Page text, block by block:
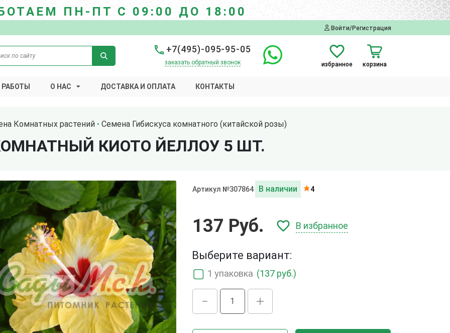
ПН-ПТ С 09:00 ДО 18:00
Войти/Регистрация
+7(495)-095-95-05
заказать обратный звонок избранное корзина
О НАС ДОСТАВКА И ОПЛАТА КОНТАКТЫ
Комнатных растений Семена Гибискуса комнатного (китайской розы)
КИОТО ЙЕЛЛОУ 5 ШТ.
Артикул №307864 В наличии 4
137 Руб. В избранное
Выберите вариант:
1 упаковка (137 руб.)